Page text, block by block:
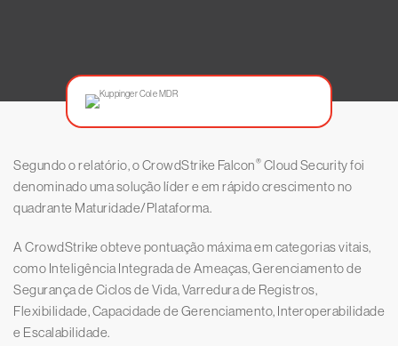
Segundo o relatório, o CrowdStrike Falcon® Cloud Security foi
denominado uma solução líder e em rápido crescimento no
quadrante Maturidade/Plataforma.
A CrowdStrike obteve pontuação máxima em categorias vitais,
como Inteligência Integrada de Ameaças, Gerenciamento de
Segurança de Ciclos de Vida, Varredura de Registros,
Flexibilidade, Capacidade de Gerenciamento, Interoperabilidade
e Escalabilidade.